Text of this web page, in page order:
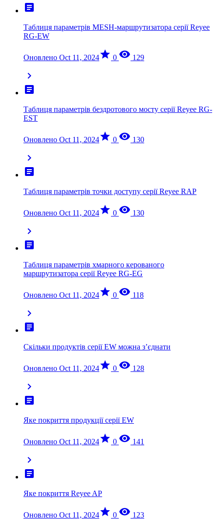
article
Таблиця параметрів MESH-маршрутизатора серії Reyee
RG-EW
Оновлено Oct 11, 2024star 0 visibility 129
chevron_right
article
Таблиця параметрів бездротового мосту серії Reyee RG-
EST
Оновлено Oct 11, 2024star 0 visibility 130
chevron_right
article
Таблиця параметрів точки доступу серії Reyee RAP
Оновлено Oct 11, 2024star 0 visibility 130
chevron_right
article
Таблиця параметрів хмарного керованого
маршрутизатора серії Reyee RG-EG
Оновлено Oct 11, 2024star 0 visibility 118
chevron_right
article
Скільки продуктів серії EW можна з’єднати
Оновлено Oct 11, 2024star 0 visibility 128
chevron_right
article
Яке покриття продукції серії EW
Оновлено Oct 11, 2024star 0 visibility 141
chevron_right
article
Яке покриття Reyee AP
Оновлено Oct 11, 2024star 0 visibility 123